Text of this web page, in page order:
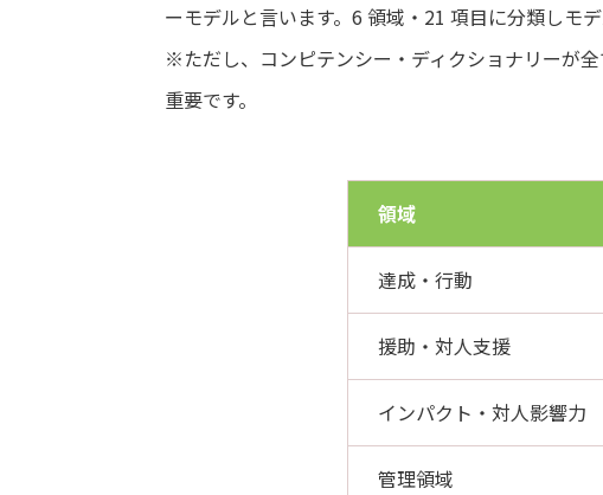
ーモデルと言います。6 領域・21 項目に分類しモ
※ただし、コンピテンシー・ディクショナリーが
重要です。
領域
達成・行動
援助・対人支援
インパクト・対人影響力
管理領域